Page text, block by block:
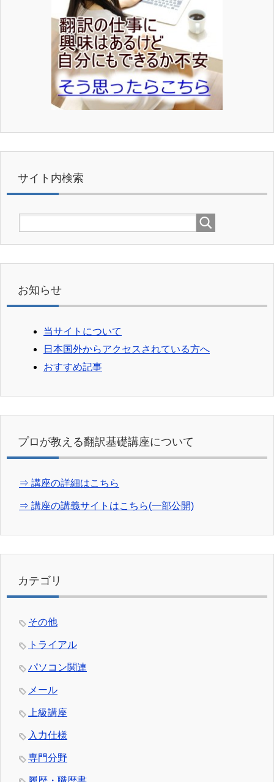
サイト内検索
お知らせ
当サイトについて
日本国外からアクセスされている方へ
おすすめ記事
プロが教える翻訳基礎講座について
⇒ 講座の詳細はこちら
⇒ 講座の講義サイトはこちら(一部公開)
カテゴリ
その他
トライアル
パソコン関連
メール
上級講座
入力仕様
専門分野